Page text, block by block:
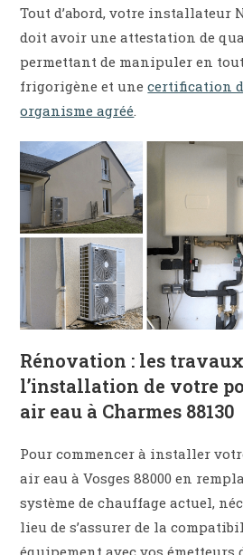
Tout d’abord, votre installateur
doit avoir une attestation de
permettant de manipuler en
frigorigène et unecertification
organisme agréé.
Rénovation : les
l’installation de votre
air eau à Charmes 88130
Pour commencer à installer
air eau à Vosges 88000 en
système de chauffage actuel,
lieu de s’assurer de la
équipement avec vos émetteurs